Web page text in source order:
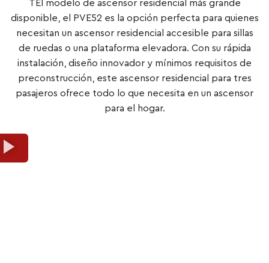
TEl modelo de ascensor residencial más grande
disponible, el PVE52 es la opción perfecta para quienes
necesitan un ascensor residencial accesible para sillas
de ruedas o una plataforma elevadora. Con su rápida
instalación, diseño innovador y mínimos requisitos de
preconstrucción, este ascensor residencial para tres
pasajeros ofrece todo lo que necesita en un ascensor
para el hogar.